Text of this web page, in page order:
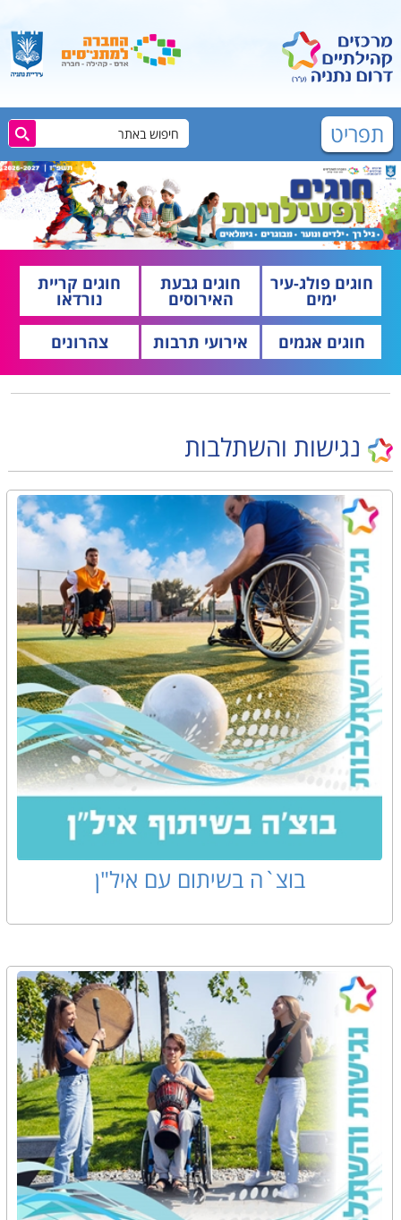
תפריט
חוגים פולג-עיר
ימים
חוגים גבעת
האירוסים
חוגים קריית
נורדאו
חוגים אגמים
אירועי תרבות צהרונים
נגישות והשתלבות
בוצ`ה בשיתום עם איל"ן